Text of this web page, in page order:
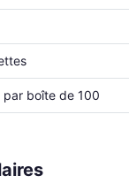
par boîte de 100